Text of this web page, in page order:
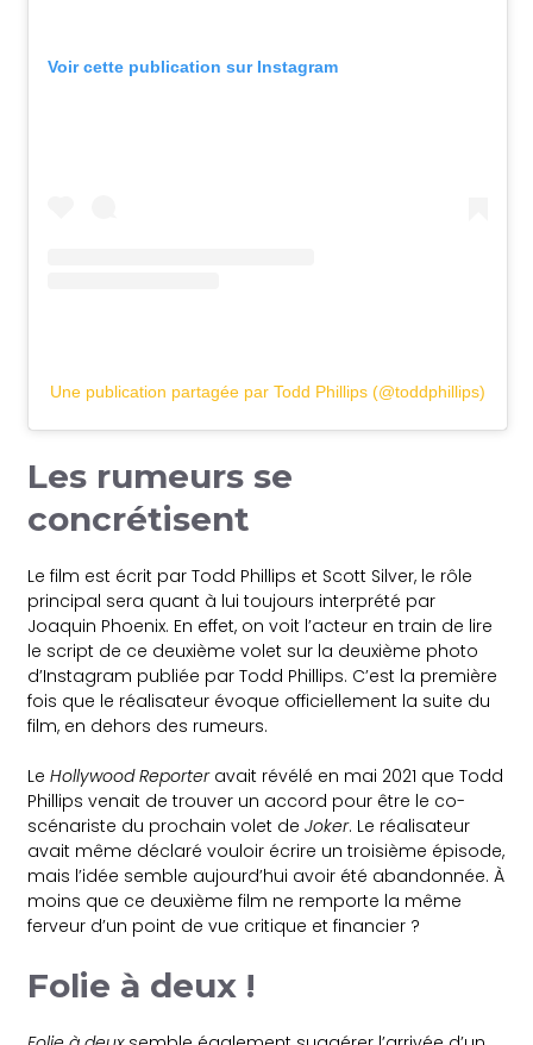
Voir cette publication sur Instagram
Une publication partagée par Todd Phillips (@toddphillips)
Les rumeurs se
concrétisent
Le film est écrit par Todd Phillips et Scott Silver, le rôle
principal sera quant à lui toujours interprété par
Joaquin Phoenix. En effet, on voit l’acteur en train de lire
le script de ce deuxième volet sur la deuxième photo
d’Instagram publiée par Todd Phillips. C’est la première
fois que le réalisateur évoque officiellement la suite du
film, en dehors des rumeurs.
LeHollywood Reporteravait révélé en mai 2021 que Todd
Phillips venait de trouver un accord pour être le co-
scénariste du prochain volet deJoker. Le réalisateur
avait même déclaré vouloir écrire un troisième épisode,
mais l’idée semble aujourd’hui avoir été abandonnée. À
moins que ce deuxième film ne remporte la même
ferveur d’un point de vue critique et financier ?
Folie à deux !